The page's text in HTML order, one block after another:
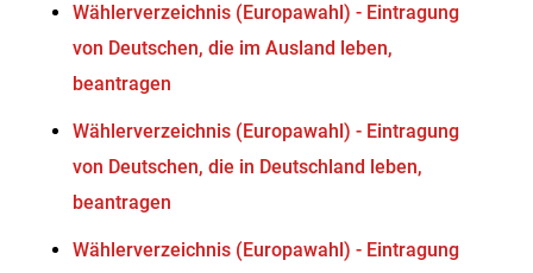
Wählerverzeichnis (Europawahl) - Eintragung
von Deutschen, die im Ausland leben,
beantragen
Wählerverzeichnis (Europawahl) - Eintragung
von Deutschen, die in Deutschland leben,
beantragen
Wählerverzeichnis (Europawahl) - Eintragung